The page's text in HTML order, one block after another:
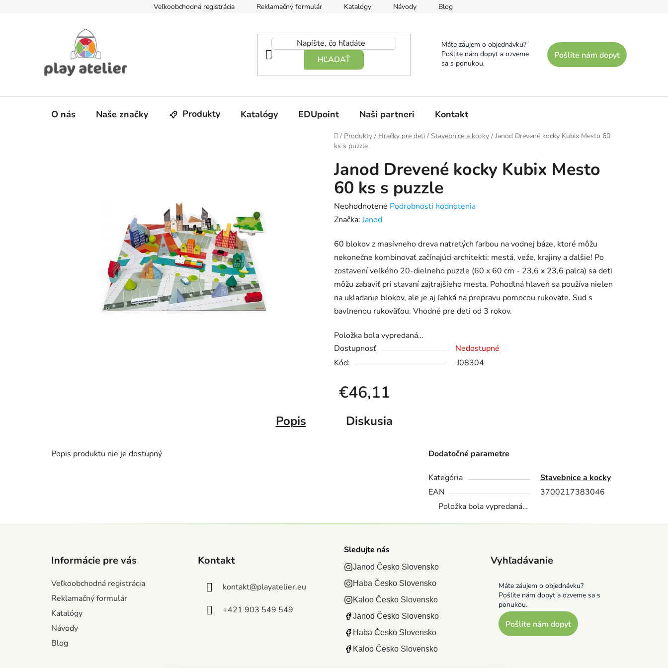
Veľkoobchodná registrácia Reklamačný formulár Katalógy Návody Blog
HĽADAŤ
Máte záujem o objednávku?
Pošlite nám dopyt a ozveme
sa s ponukou.
Pošlite nám dopyt
O nás Naše značky Produkty Katalógy EDUpoint Naši partneri Kontakt
Domov
/ Produkty / Hračky pre deti / Stavebnice a kocky / Janod Drevené kocky Kubix Mesto 60
ks s puzzle
Janod Drevené kocky Kubix Mesto
60 ks s puzzle
Priemerné
hodnotenie
je
0,0
z
5
hviezdičiek.
Neohodnotené Podrobnosti hodnotenia
Značka: Janod
60 blokov z masívneho dreva natretých farbou na vodnej báze, ktoré môžu
nekonečne kombinovať začínajúci architekti: mestá, veže, krajiny a ďalšie! Po
zostavení veľkého 20-dielneho puzzle (60 x 60 cm - 23,6 x 23,6 palca) sa deti
môžu zabaviť pri stavaní zajtrajšieho mesta. Pohodlná hlaveň sa používa nielen
na ukladanie blokov, ale je aj ľahká na prepravu pomocou rukoväte. Sud s
bavlnenou rukoväťou. Vhodné pre deti od 3 rokov.
Položka bola vypredaná…
Dostupnosť
Nedostupné
Kód:
J08304
€46,11
Popis Diskusia
Popis produktu nie je dostupný Dodatočné parametre
Kategória
Stavebnice a kocky
EAN
3700217383046
Položka bola vypredaná…
Informácie pre vás
Veľkoobchodná registrácia
Reklamačný formulár
Katalógy
Návody
Blog
Kontakt
kontakt@playatelier.eu
+421 903 549 549
Sledujte nás
Janod Česko Slovensko
Haba Česko Slovensko
Kaloo Česko Slovensko
Janod Česko Slovensko
Haba Česko Slovensko
Kaloo Česko Slovensko
Vyhľadávanie
Máte záujem o objednávku?
Pošlite nám dopyt a ozveme sa s
ponukou.
Pošlite nám dopyt